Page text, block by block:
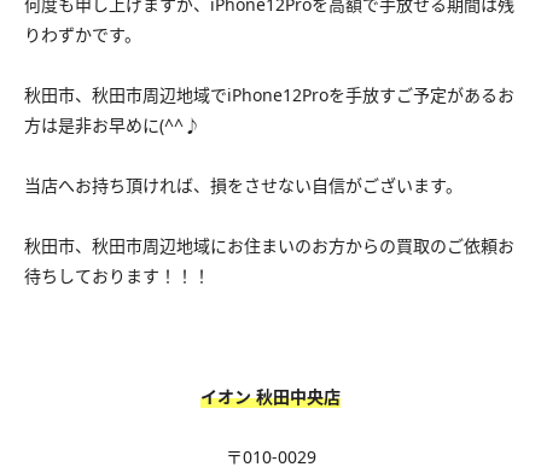
りわずかです。
秋田市、秋田市周辺地域でiPhone12Proを手放すご予定があるお
方は是非お早めに(^^♪
当店へお持ち頂ければ、損をさせない自信がございます。
秋田市、秋田市周辺地域にお住まいのお方からの買取のご依頼お
待ちしております！！！
イオン 秋田中央店
〒010-0029